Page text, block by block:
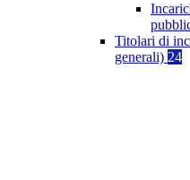
Titolari di
generali) 24